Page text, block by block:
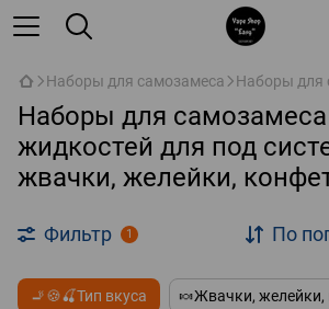
Наборы для самозамеса Наборы для
Наборы для
жидкостей для под
жвачки, желейки,
Фильтр 1 По
🚬🍪🍒Тип вкуса 🍬Жвачки, желейки,